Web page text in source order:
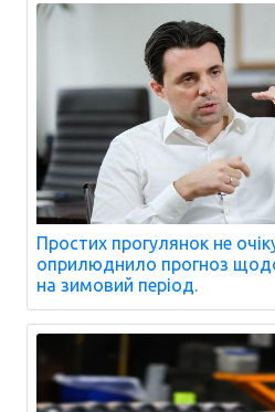
Простих прогулянок не
оприлюднило прогноз
на зимовий період.